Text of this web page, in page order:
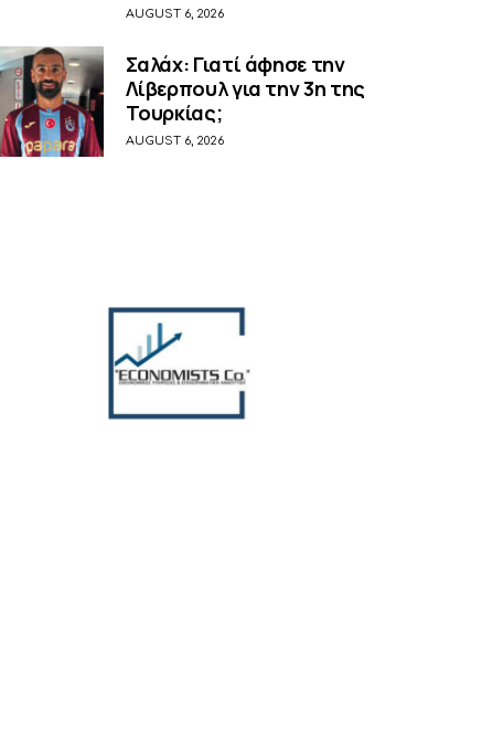
AUGUST 6, 2026
Σαλάχ: Γιατί άφησε την
Λίβερπουλ για την 3η της
Τουρκίας;
AUGUST 6, 2026